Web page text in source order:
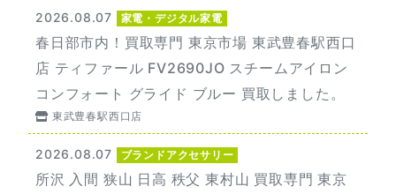
2026.08.07 家電・デジタル家電
春日部市内！買取専門 東京市場 東武豊春駅西口
店 ティファール FV2690JO スチームアイロン
コンフォート グライド ブルー 買取しました。
東武豊春駅西口店
2026.08.07 ブランドアクセサリー
所沢 入間 狭山 日高 秩父 東村山 買取専門 東京